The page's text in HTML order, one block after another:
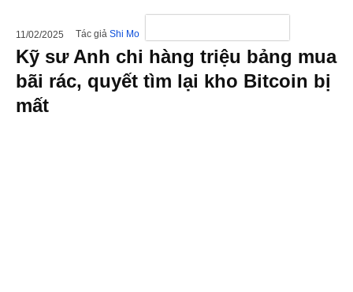
11/02/2025 Tác giả Shi Mo
Kỹ sư Anh chi hàng triệu bảng mua
bãi rác, quyết tìm lại kho Bitcoin bị
mất